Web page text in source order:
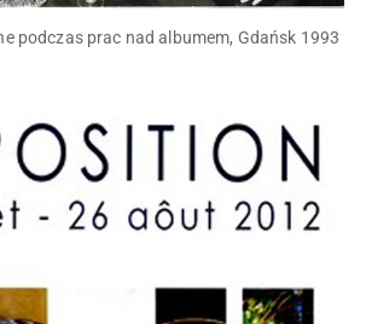
podczas prac nad albumem, Gdańsk 1993